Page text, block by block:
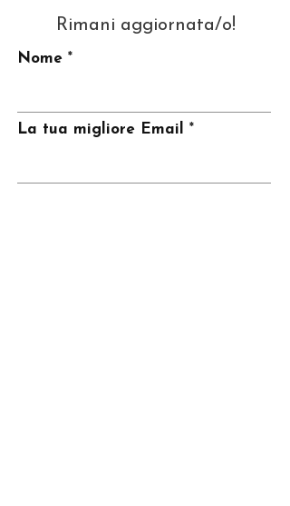
Rimani aggiornata/o!
Nome
La tua migliore Email